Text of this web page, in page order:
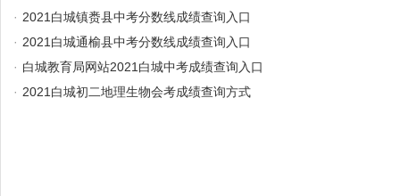
· 2021白城镇赉县中考分数线成绩查询入口
· 2021白城通榆县中考分数线成绩查询入口
· 白城教育局网站2021白城中考成绩查询入口
· 2021白城初二地理生物会考成绩查询方式